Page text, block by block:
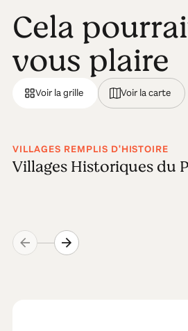
Cela
vous plaire
Voir la grille Voir la carte
VILLAGES REMPLIS D'HISTOIRE
Villages Historiques du